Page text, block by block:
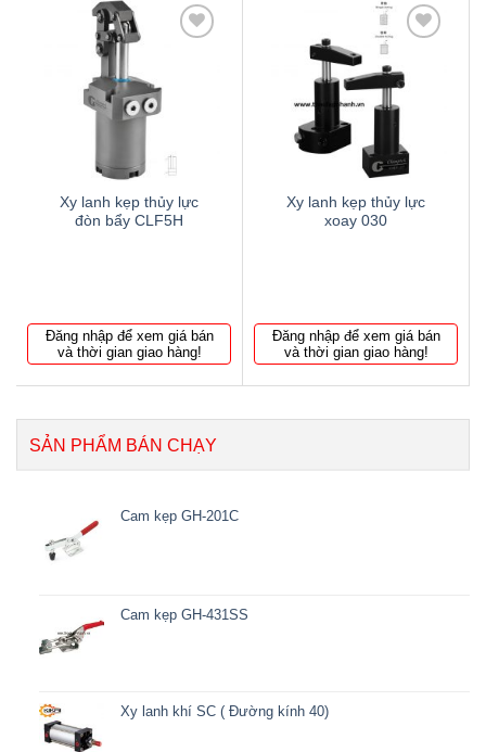
Xy lanh kẹp thủy lực
đòn bẩy CLF5H
Đăng nhập để xem giá bán
và thời gian giao hàng!
Thêm
Xy lanh kẹp thủy lực
xoay 030
Đăng nhập để xem giá bán
và thời gian giao hàng!
SẢN PHẨM BÁN CHẠY
Cam kẹp GH-201C
Cam kẹp GH-431SS
Xy lanh khí SC ( Đường kính 40)